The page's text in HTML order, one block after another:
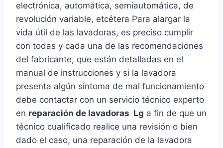
electrónica, automática, semiautomática, de
revolución variable, etcétera Para alargar la
vida útil de las lavadoras, es preciso cumplir
con todas y cada una de las recomendaciones
del fabricante, que están detalladas en el
manual de instrucciones y si la lavadora
presenta algún síntoma de mal funcionamiento
debe contactar con un servicio técnico experto
en reparación de lavadoras Lg a fin de que un
técnico cualificado realice una revisión o bien
dado el caso, una reparación de la lavadora